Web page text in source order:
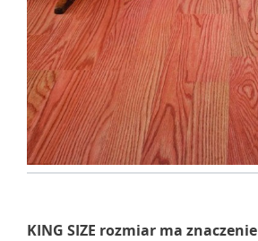
KING SIZE rozmiar ma znaczenie